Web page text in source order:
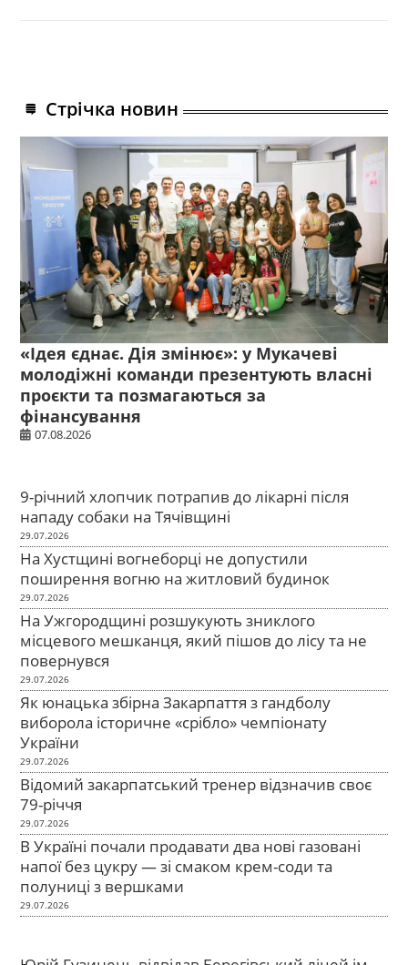
Стрічка новин
«Ідея єднає. Дія змінює»: у Мукачеві
молодіжні команди презентують власні
проєкти та позмагаються за
фінансування
07.08.2026
9-річний хлопчик потрапив до лікарні після
нападу собаки на Тячівщині
29.07.2026
На Хустщині вогнеборці не допустили
поширення вогню на житловий будинок
29.07.2026
На Ужгородщині розшукують зниклого
місцевого мешканця, який пішов до лісу та не
повернувся
29.07.2026
Як юнацька збірна Закарпаття з гандболу
виборола історичне «срібло» чемпіонату
України
29.07.2026
Відомий закарпатський тренер відзначив своє
79-річчя
29.07.2026
В Україні почали продавати два нові газовані
напої без цукру — зі смаком крем-соди та
полуниці з вершками
29.07.2026